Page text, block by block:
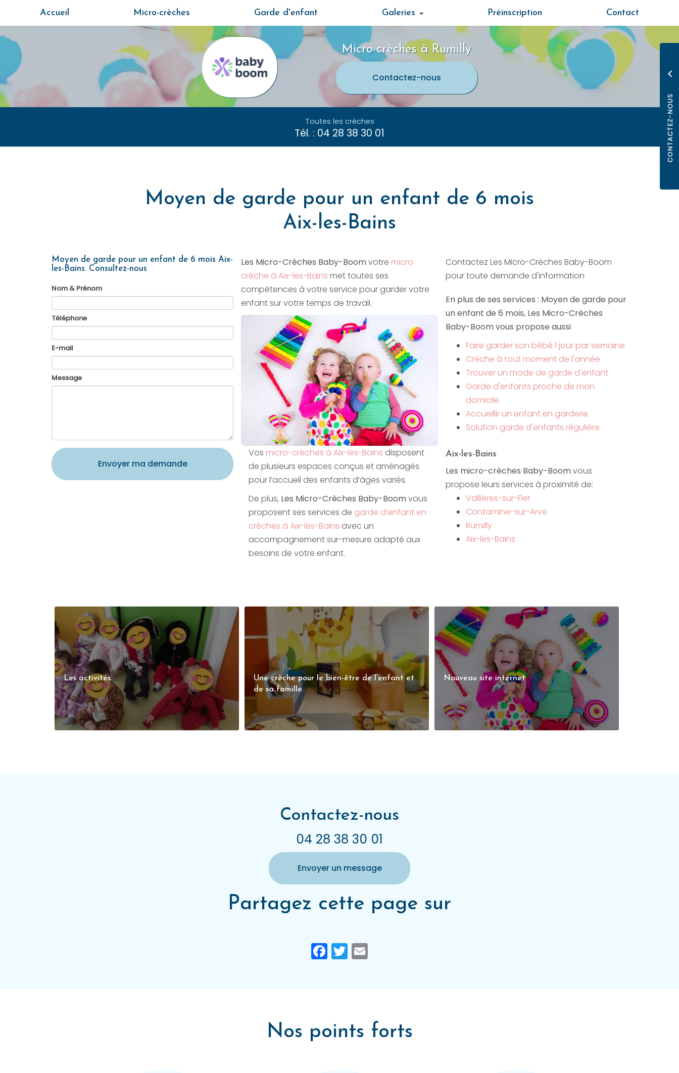
contenu
principal
Accueil Micro-crèches Garde d'enfant Galeries Préinscription Contact
Micro-crèches à Rumilly
Contactez-nous
Toutes les crèches
Tél. : 04 28 38 30 01
Moyen de garde pour un enfant de 6 mois
Aix-les-Bains
Moyen de garde pour un enfant de 6 mois Aix-
les-Bains. Consultez-nous
Nom & Prénom
Téléphone
E-mail
Message
Envoyer ma demande
Les Micro-Crèches Baby-Boomvotre micro
crèche à Aix-les-Bains met toutes ses
compétences à votre service pour garder votre
enfant sur votre temps de travail.
Vos micro-crèches à Aix-les-Bains disposent
de plusieurs espaces conçus et aménagés
pour l’accueil des enfants d’âges variés.
De plus, Les Micro-Crèches Baby-Boomvous
proposent ses services de garde d’enfant en
crèches à Aix-les-Bains avec un
accompagnement sur-mesure adapté aux
besoins de votre enfant.
Contactez Les Micro-Crèches Baby-Boom
pour toute demande d'information
En plus de ses services : Moyen de garde pour
un enfant de 6 mois, Les Micro-Crèches
Baby-Boom vous propose aussi
Faire garder son bébé 1 jour par semaine
Crèche à tout moment de l'année
Trouver un mode de garde d'enfant
Garde d'enfants proche de mon
domicile
Accueillir un enfant en garderie
Solution garde d'enfants régulière
Aix-les-Bains
Les micro-crèches Baby-Boomvous
propose leurs services à proximité de:
Vallières-sur-Fier
Contamine-sur-Arve
Rumilly
Aix-les-Bains
Les activités
Une crèche pour le bien-être de l’enfant et
de sa famille
Nouveau site internet
Contactez-nous
04 28 38 30 01
Envoyer un message
Partagez cette page sur
Facebook
Twitter
Nos points forts